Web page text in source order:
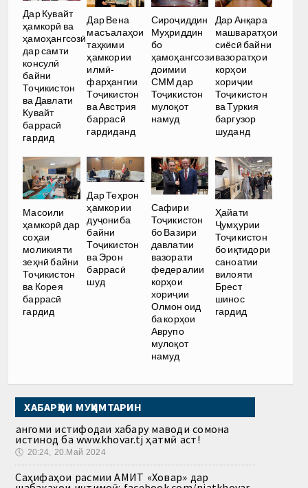
Дар Кувайт
ҳамкорӣ ва
ҳамоҳангсозӣ
дар самти
консулӣ
байни
Тоҷикистон
ва Давлати
Кувайт
баррасӣ
гардид
Дар Вена
масъалаҳои
таҳкими
ҳамкории
илмӣ-
фарҳангии
Тоҷикистон
ва Австрия
баррасӣ
гардиданд
Сироҷиддин
Муҳриддин
бо
ҳамоҳангсози
доимии
СММ дар
Тоҷикистон
мулоқот
намуд
Дар Анқара
машваратҳои
сиёсӣ байни
вазоратҳои
корҳои
хориҷии
Тоҷикистон
ва Туркия
баргузор
шуданд
Масоили
ҳамкорӣ дар
соҳаи
моликияти
зеҳнӣ байни
Тоҷикистон
ва Корея
баррасӣ
гардид
Дар Теҳрон
ҳамкории
дуҷониба
байни
Тоҷикистон
ва Эрон
баррасӣ
шуд
Сафири
Тоҷикистон
бо Вазири
давлатии
вазорати
федералии
корҳои
хориҷии
Олмон оид
ба корҳои
Аврупо
мулоқот
намуд
Ҳайати
Ҷумҳурии
Тоҷикистон
бо иқтидори
саноатии
вилояти
Брест
шинос
гардид
ХАБАРҲОИ МУҲИМТАРИН
Ҳангоми истифодаи хабару маводи сомона
истинод ба www.khovar.tj ҳатмӣ аст!
🕔 20:24, 20.Май 2024
Саҳифаҳои расмии АМИТ «Ховар» дар